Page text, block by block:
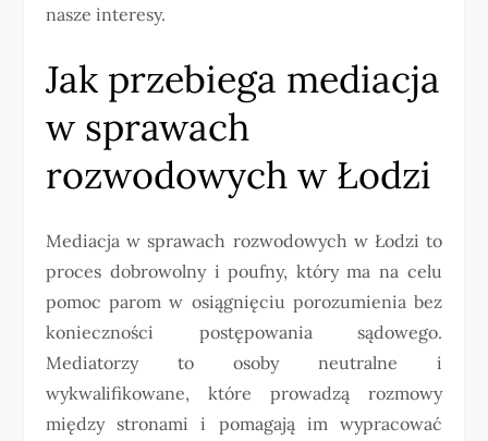
nasze interesy.
Jak przebiega mediacja
w sprawach
rozwodowych w Łodzi
Mediacja w sprawach rozwodowych w Łodzi to
proces dobrowolny i poufny, który ma na celu
pomoc parom w osiągnięciu porozumienia bez
konieczności postępowania sądowego.
Mediatorzy to osoby neutralne i
wykwalifikowane, które prowadzą rozmowy
między stronami i pomagają im wypracować